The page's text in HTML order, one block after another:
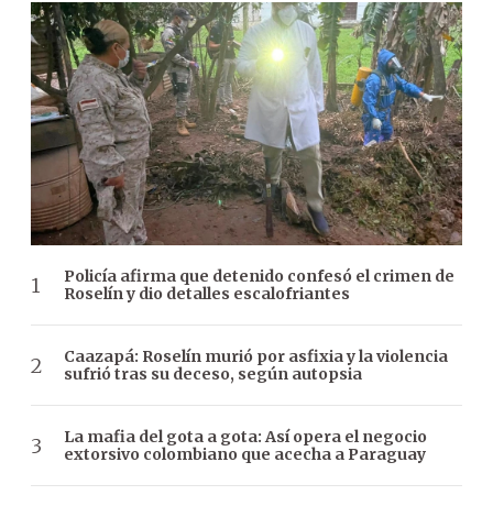
Policía afirma que detenido confesó el crimen de
Roselín y dio detalles escalofriantes
Caazapá: Roselín murió por asfixia y la violencia
sufrió tras su deceso, según autopsia
La mafia del gota a gota: Así opera el negocio
extorsivo colombiano que acecha a Paraguay